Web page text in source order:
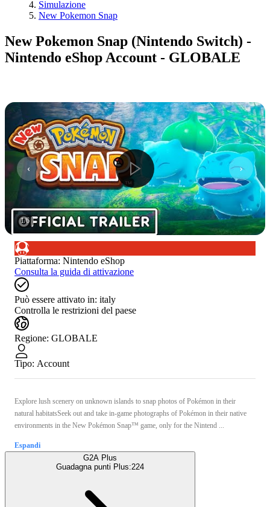
Simulazione
New Pokemon Snap
New Pokemon Snap (Nintendo Switch) -
Nintendo eShop Account - GLOBALE
1/6
Piattaforma: Nintendo eShop
Consulta la guida di attivazione
Può essere attivato in: italy
Controlla le restrizioni del paese
Regione: GLOBALE
Tipo: Account
Explore lush scenery on unknown islands to snap photos of Pokémon in their
natural habitatsSeek out and take in-game photographs of Pokémon in their native
environments in the New Pokémon Snap™ game, only for the Nintend ...
Espandi
G2A Plus
Guadagna punti Plus:224